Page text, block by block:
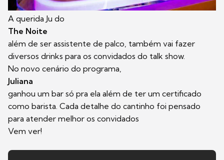
A querida Ju do
The Noite
além de ser assistente de palco, também vai fazer
diversos drinks para os convidados do talk show.
No novo cenário do programa,
Juliana
ganhou um bar só pra ela além de ter um certificado
como barista. Cada detalhe do cantinho foi pensado
para atender melhor os convidados
Vem ver!